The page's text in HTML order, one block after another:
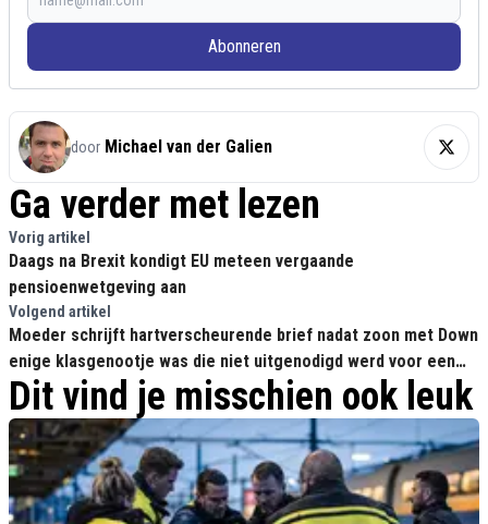
Abonneren
door Michael van der Galien
Ga verder met lezen
Vorig artikel
Daags na Brexit kondigt EU meteen vergaande
pensioenwetgeving aan
Volgend artikel
Moeder schrijft hartverscheurende brief nadat zoon met Down
enige klasgenootje was die niet uitgenodigd werd voor een
feestje
Dit vind je misschien ook leuk